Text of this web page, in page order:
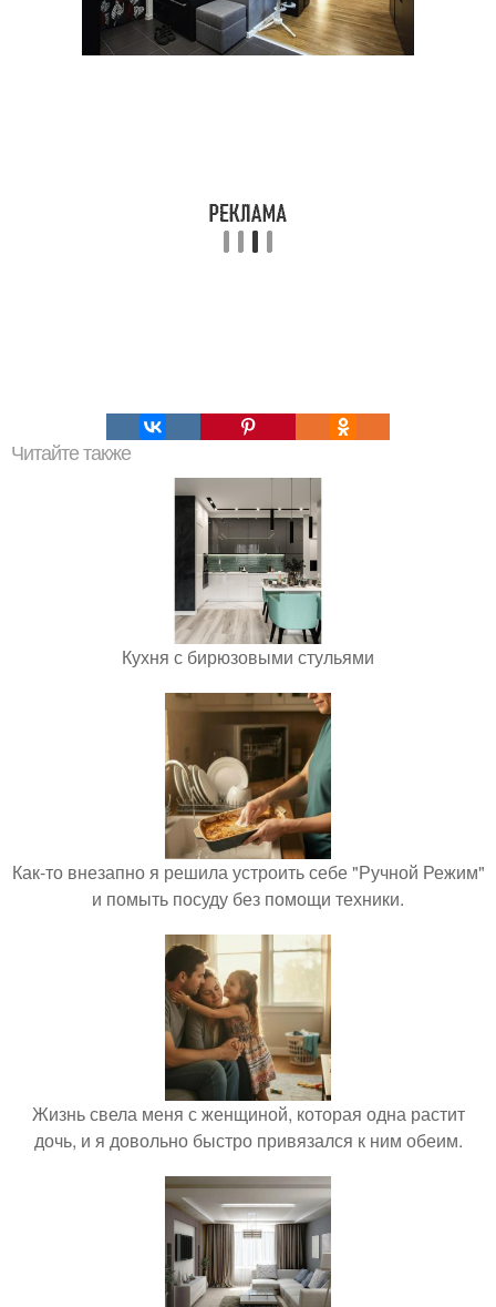
Читайте также
Кухня с бирюзовыми стульями
Как-то внезапно я решила устроить себе "Ручной Режим"
и помыть посуду без помощи техники.
Жизнь свела меня с женщиной, которая одна растит
дочь, и я довольно быстро привязался к ним обеим.